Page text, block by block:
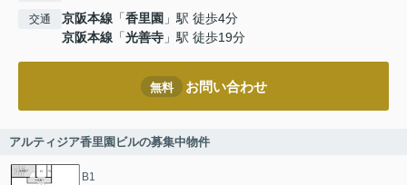
交通 京阪本線 「香里園 」駅 徒歩4分
京阪本線 「光善寺 」駅 徒歩19分
無料 お問い合わせ
アルティジア香里園ビルの募集中物件
B1